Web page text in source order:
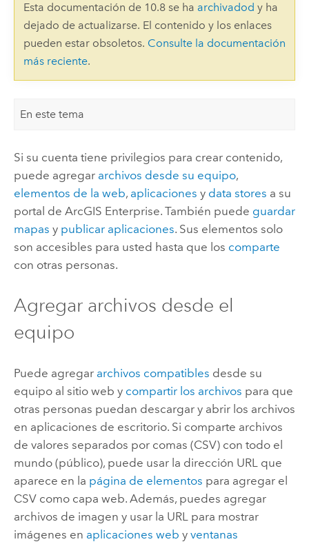
Esta documentación de 10.8 se ha archivadod y ha
dejado de actualizarse. El contenido y los enlaces
pueden estar obsoletos. Consulte la documentación
más reciente.
En este tema
Si su cuenta tiene privilegios para crear contenido,
puede agregar archivos desde su equipo,
elementos de la web, aplicaciones y data stores a su
portal de ArcGIS Enterprise. También puede guardar
mapas y publicar aplicaciones. Sus elementos solo
son accesibles para usted hasta que los comparte
con otras personas.
Agregar archivos desde el
equipo
Puede agregar archivos compatibles desde su
equipo al sitio web y compartir los archivos para que
otras personas puedan descargar y abrir los archivos
en aplicaciones de escritorio. Si comparte archivos
de valores separados por comas (CSV) con todo el
mundo (público), puede usar la dirección URL que
aparece en la página de elementos para agregar el
CSV como capa web. Además, puedes agregar
archivos de imagen y usar la URL para mostrar
imágenes en aplicaciones web y ventanas